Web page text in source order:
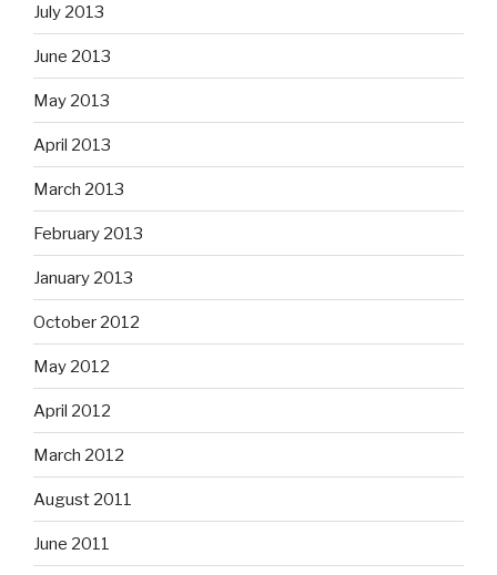
July 2013
June 2013
May 2013
April 2013
March 2013
February 2013
January 2013
October 2012
May 2012
April 2012
March 2012
August 2011
June 2011